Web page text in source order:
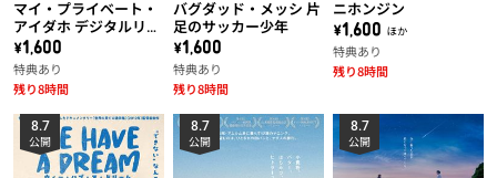
マイ・プライベート・
アイダホ デジタルリマ
スター版
\1,600
特典あり
残り8時間
バグダッド・メッシ 片
足のサッカー少年
\1,600
特典あり
残り8時間
ニホンジン
\1,600 ほか
特典あり
残り8時間
8.7
公開
8.7
公開
8.7
公開